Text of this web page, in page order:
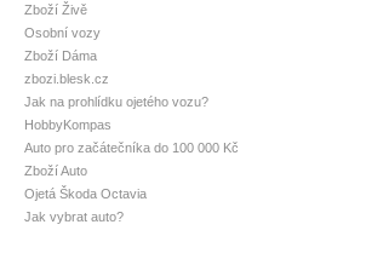
Zboží Živě
Osobní vozy
Zboží Dáma
zbozi.blesk.cz
Jak na prohlídku ojetého vozu?
HobbyKompas
Auto pro začátečníka do 100 000 Kč
Zboží Auto
Ojetá Škoda Octavia
Jak vybrat auto?